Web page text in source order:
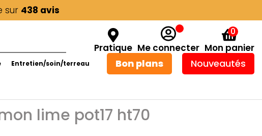
sur 438 avis
Pratique Me connecter
0
Mon panier
Entretien/soin/terreau Bon plans Nouveautés
lime pot17 ht70